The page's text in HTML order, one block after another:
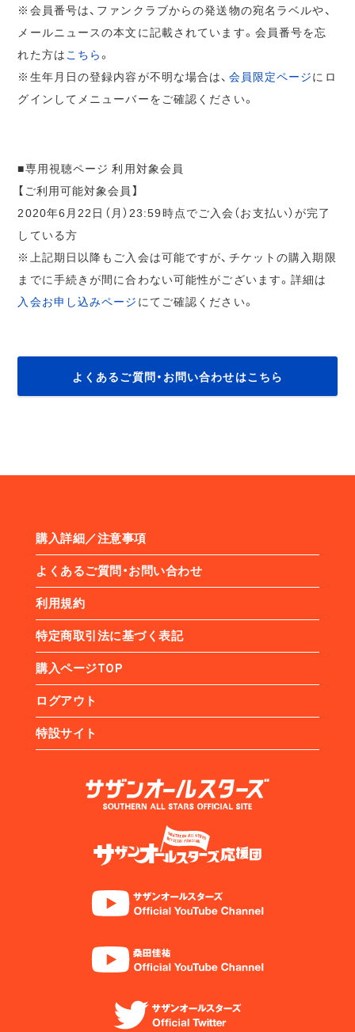
※会員番号は、ファンクラブからの発送物の宛名ラベルや、
メールニュースの本文に記載されています。会員番号を忘
れた方は こちら。
※生年月日の登録内容が不明な場合は、 会員限定ページにロ
グインしてメニューバーをご確認ください。
■専用視聴ページ 利用対象会員
【ご利用可能対象会員】
2020年6月22日（月）23:59時点でご入会（お支払い）が完了
している方
※上記期日以降もご入会は可能ですが、チケットの購入期限
までに手続きが間に合わない可能性がございます。詳細は
入会お申し込みページ にてご確認ください。
よくあるご質問・お問い合わせはこちら
購入詳細／注意事項
よくあるご質問・お問い合わせ
利用規約
特定商取引法に基づく表記
購入ページTOP
ログアウト
特設サイト